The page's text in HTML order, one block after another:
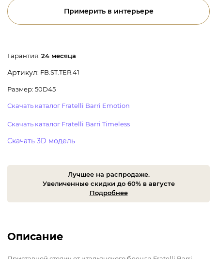
Примерить в интерьере
Гарантия: 24 месяца
Артикул: FB.ST.TER.41
Размер: 50D45
Скачать каталог Fratelli Barri Emotion
Скачать каталог Fratelli Barri Timeless
Скачать 3D модель
Лучшее на распродаже.
Увеличенные скидки до 60% в августе
Подробнее
Описание